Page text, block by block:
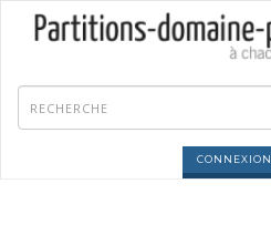
CONNEXION